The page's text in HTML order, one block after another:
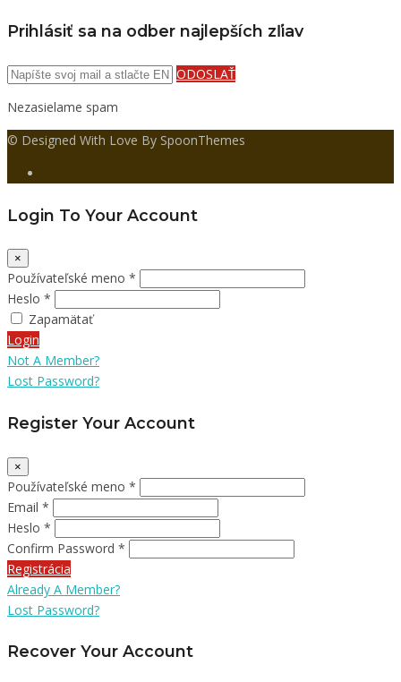
Prihlásiť sa na odber najlepších zľiav
ODOSLAŤ
Nezasielame spam
© Designed With Love By SpoonThemes
Login To Your Account
×
Používateľské meno *
Heslo *
Zapamätať
Login
Not A Member?
Lost Password?
Register Your Account
×
Používateľské meno *
Email *
Heslo *
Confirm Password *
Registrácia
Already A Member?
Lost Password?
Recover Your Account